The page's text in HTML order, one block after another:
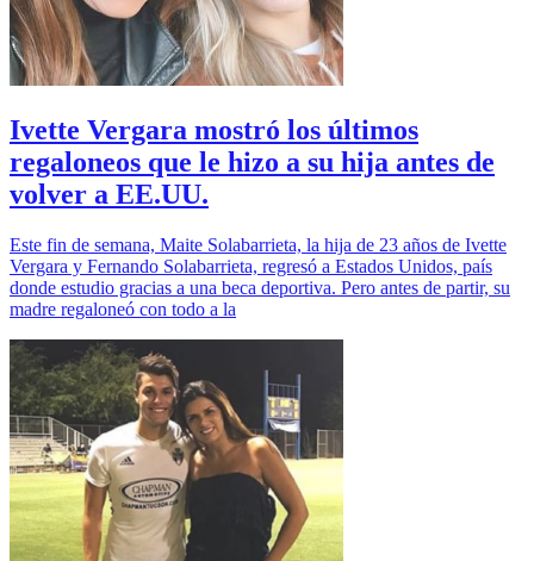
Ivette Vergara mostró los últimos
regaloneos que le hizo a su hija antes de
volver a EE.UU.
Este fin de semana, Maite Solabarrieta, la hija de 23 años de Ivette
Vergara y Fernando Solabarrieta, regresó a Estados Unidos, país
donde estudio gracias a una beca deportiva. Pero antes de partir, su
madre regaloneó con todo a la